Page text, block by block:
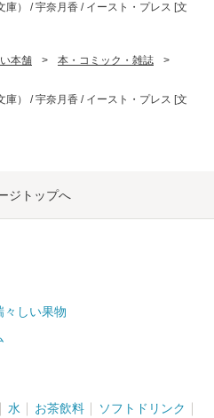
庫） / 宇奈月香 / イースト・プレス [文
本舗 > 本・コミック・雑誌
>
庫） / 宇奈月香 / イースト・プレス [文
ジトップへ
々しい果物
水 お茶飲料 ソフトドリンク